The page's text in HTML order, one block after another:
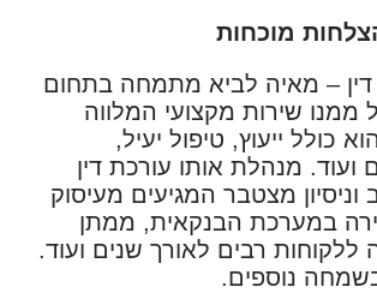
מוכחות
– מאיה לביא מתמחה בתחום
שירות מקצועי המלווה
כולל ייעוץ, טיפול יעיל,
מנהלת אותו עורכת דין
מצטבר המגיעים מעיסוק
במערכת הבנקאית, ממתן
רבים לאורך שנים ועוד.
נוספים.